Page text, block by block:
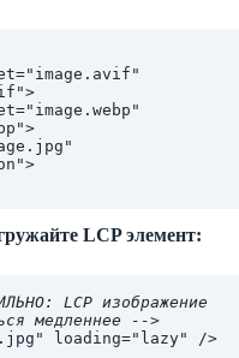
LCP элемент:
LCP изображение
медленнее -->
loading="lazy" />